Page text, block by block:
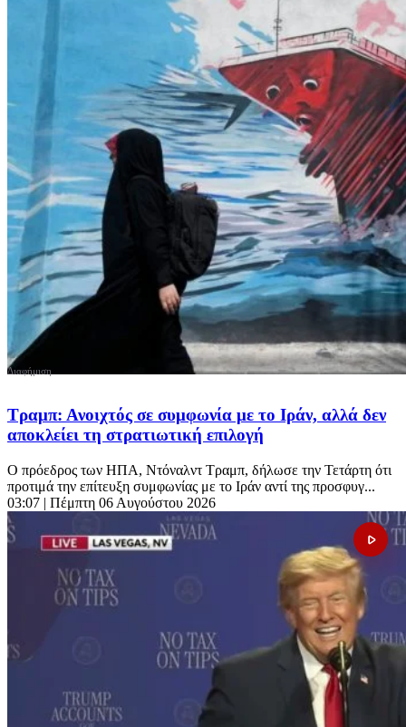
Τραμπ: Ανοιχτός σε συμφωνία με το Ιράν, αλλά δεν
αποκλείει τη στρατιωτική επιλογή
Ο πρόεδρος των ΗΠΑ, Ντόναλντ Τραμπ, δήλωσε την Τετάρτη ότι
προτιμά την επίτευξη συμφωνίας με το Ιράν αντί της προσφυγ...
03:07 | Πέμπτη 06 Αυγούστου 2026